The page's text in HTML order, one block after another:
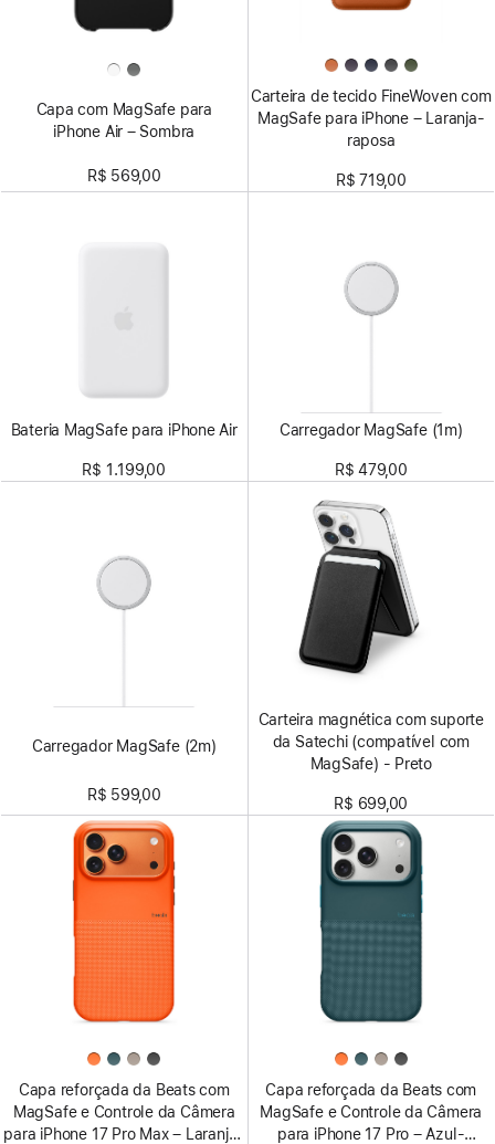
Capa com MagSafe para
iPhone Air – Sombra
R$ 569,00
Carteira de tecido FineWoven com
MagSafe para iPhone – Laranja-
raposa
R$ 719,00
Bateria MagSafe para iPhone Air
R$ 1.199,00
Carregador MagSafe (1m)
R$ 479,00
Carregador MagSafe (2m)
R$ 599,00
Carteira magnética com suporte
da Satechi (compatível com
MagSafe) - Preto
R$ 699,00
Capa reforçada da Beats com
MagSafe e Controle da Câmera
para iPhone 17 Pro Max – Laranja-
Capa reforçada da Beats com
MagSafe e Controle da Câmera
para iPhone 17 Pro – Azul-